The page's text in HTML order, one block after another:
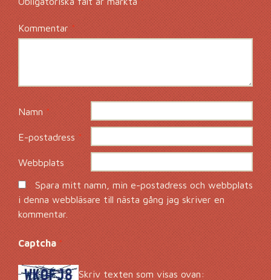
Kommentar*
Namn *
E-postadress*
Webbplats
Spara mitt namn, min e-postadress och webbplats
i denna webbläsare till nästa gång jag skriver en
kommentar.
Captcha*
Skriv texten som visas ovan: